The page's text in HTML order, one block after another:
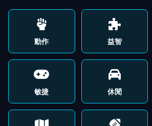
動作 益智
敏捷 休閒